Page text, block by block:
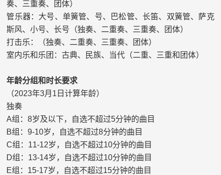
奏、三重奏、团体）
管乐器：大号、单簧管、号、巴松管、长笛、双簧管、萨克
斯风、小号、长号（独奏、二重奏、三重奏、团体）
打击乐 ：
（独奏、二重奏、三重奏、团体）
室内乐和乐团：古典、民族、当代（二重、三重和团体）
年龄分组和时长要求
（2023年3月 1 日计算年龄）
独奏
A组：8岁及以下，自选不超过5分钟的曲目
B组：9-10岁，自选不超过8分钟的曲目
C组： 11-12岁，自选不超过10分钟的曲目
D组： 13-14岁，自选不超过10分钟的曲目
E组： 15-17岁，自选不超过15分钟的曲目